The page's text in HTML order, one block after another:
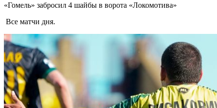
«Гомель» забросил 4 шайбы в ворота «Локомотива»
Все матчи дня.